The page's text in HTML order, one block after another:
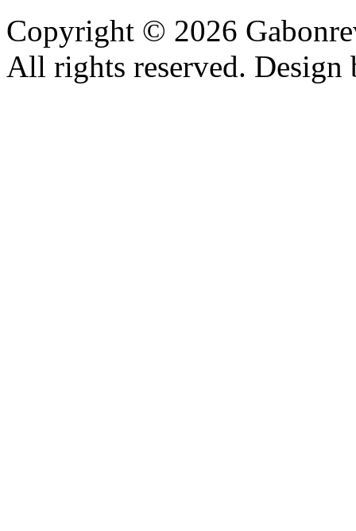
Copyright © 2026
All rights reserved.